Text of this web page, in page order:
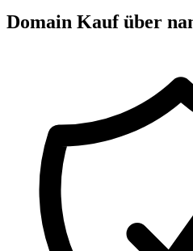
Domain Kauf über